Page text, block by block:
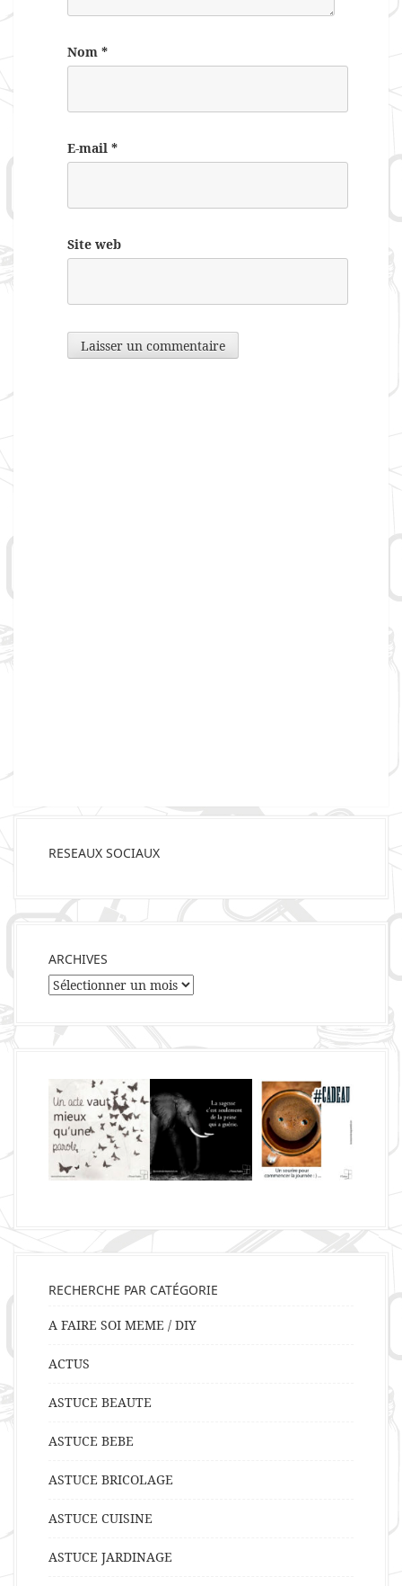
Nom *
E-mail *
Site web
RESEAUX SOCIAUX
ARCHIVES
Archives
RECHERCHE PAR CATÉGORIE
A FAIRE SOI MEME / DIY
ACTUS
ASTUCE BEAUTE
ASTUCE BEBE
ASTUCE BRICOLAGE
ASTUCE CUISINE
ASTUCE JARDINAGE